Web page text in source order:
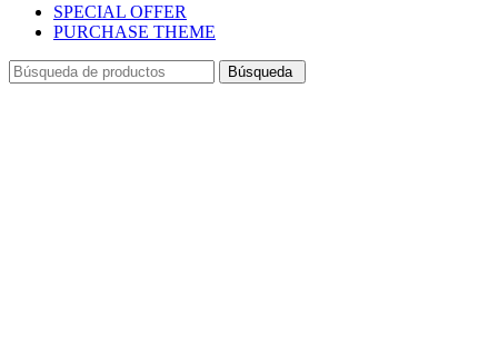
SPECIAL OFFER
PURCHASE THEME
Búsqueda